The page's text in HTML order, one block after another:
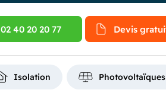
02 40 20 20 77 Devis
Isolation Photovoltaïques